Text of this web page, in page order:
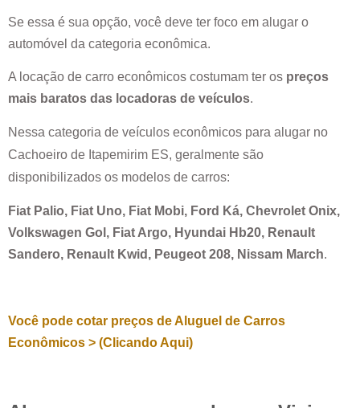
Se essa é sua opção, você deve ter foco em alugar o
automóvel da categoria econômica.
A locação de carro econômicos costumam ter os preços
mais baratos das locadoras de veículos.
Nessa categoria de veículos econômicos para alugar no
Cachoeiro de Itapemirim ES, geralmente são
disponibilizados os modelos de carros:
Fiat Palio, Fiat Uno, Fiat Mobi, Ford Ká, Chevrolet Onix,
Volkswagen Gol, Fiat Argo, Hyundai Hb20, Renault
Sandero, Renault Kwid, Peugeot 208, Nissam March.
Você pode cotar preços de Aluguel de Carros
Econômicos > (Clicando Aqui)